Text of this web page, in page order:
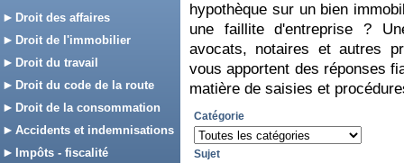
Droit des affaires
Droit de l'immobilier
Droit du travail
Droit du code de la route
Droit de la consommation
Accidents et indemnisations
Impôts - fiscalité
hypothèque sur un bien
une faillite d'entreprise ?
avocats, notaires et autres
vous apportent des réponses
matière de saisies et
Catégorie
Sujet